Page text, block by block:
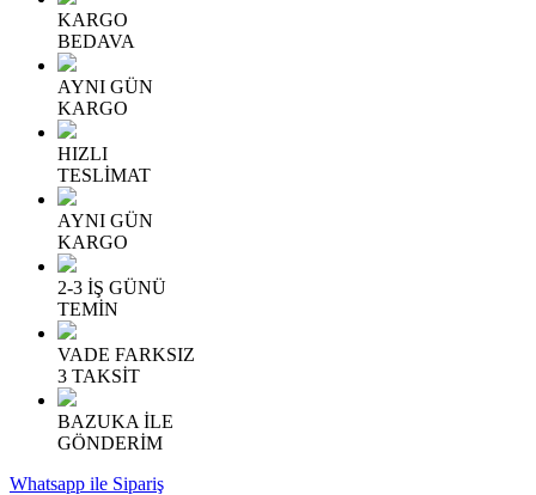
KARGO
BEDAVA
AYNI GÜN
KARGO
HIZLI
TESLİMAT
AYNI GÜN
KARGO
2-3 İŞ GÜNÜ
TEMİN
VADE FARKSIZ
3 TAKSİT
BAZUKA İLE
GÖNDERİM
Whatsapp ile Sipariş